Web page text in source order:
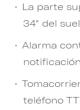
La parte
34" del
Alarma
teléfono